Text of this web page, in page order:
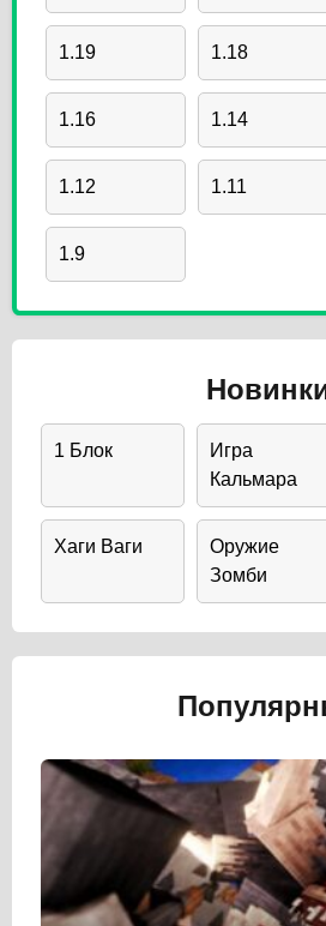
1.19 1.18
1.16 1.14
1.12 1.11
1.9
1 Блок
Игра
Кальмара
Хаги Ваги
Оружие
Зомби